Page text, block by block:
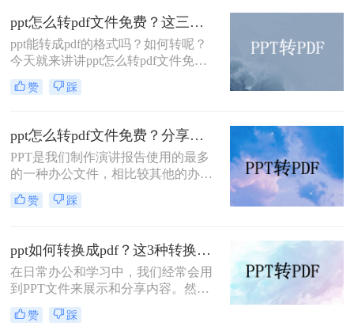
重要作用。PPT因其强大的演示功能
而备受青睐，而PDF则以其良好的兼
容性和稳定性，在文件共享、打印和
归档方面表现出色。因此，将PPT转
换成PDF成为许多用户在工作和学习
中的常见需求。本文将详细介绍如何
一些实用技巧。
ppt怎么转pdf文件免费？这三种方法，我给满分！
ppt能转成pdf的格式吗？如何转呢？
今天就来讲讲ppt怎么转pdf文件免
费，看看是如何完成的，当我们制作
好一份文档时，想要分享但是又不想
很好的法子，但是很多朋友不知道怎
么#other#，今天小编就来教大家一
招。
赞 踩
ppt怎么转pdf文件免费？分享三种方法，1分钟轻松解决！
PPT是我们制作演讲报告使用的最多
的一种办公文件，相比较其他的办公
文件，PPT文档在演示效果上更加的
丰富出色，但是如果是要打印或者是
式是种不错的选择，因为PDF文件比
较文档，兼容性强，打印效果也十分
好，那么ppt怎么转pdf文件免费呢？
下面就让我们来看看ppt文件转pdf文
件的方法吧。
赞 踩
ppt如何转换成pdf？这3种转换方法你该学会！
在日常办公和学习中，我们经常会用
到PPT文件来展示和分享内容。然
而，有时候我们需要将PPT文件转换
成PDF格式，以方便打印、编辑或分
赞 踩